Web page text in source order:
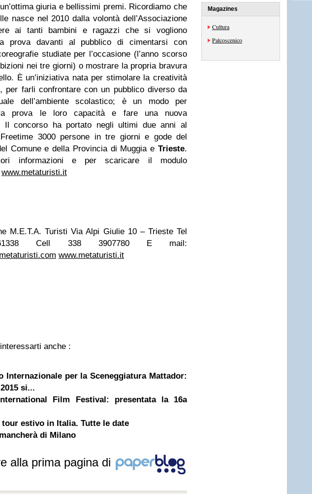
giuria e bellissimi premi. Ricordiamo che
nasce nel 2010 dalla volontà dell’Associazione
ai tanti bambini e ragazzi che si vogliono
prova davanti al pubblico di cimentarsi con
studiate per l’occasione (l’anno scorso
nei tre giorni) o mostrare la propria bravura
È un’iniziativa nata per stimolare la creatività
per farli confrontare con un pubblico diverso da
dell’ambiente scolastico; è un modo per
prova le loro capacità e fare una nuova
Il concorso ha portato negli ultimi due anni al
Freetime 3000 persone in tre giorni e gode del
Comune e della Provincia di Muggia e Trieste.
informazioni e per scaricare il modulo
www.metaturisti.it
M.E.T.A. Turisti Via Alpi Giulie 10 – Trieste Tel
Cell 338 3907780 E mail:
www.metaturisti.it
anche :
Internazionale per la Sceneggiatura Mattador:
si...
Film Festival: presentata la 16a
estivo in Italia. Tutte le date
di Milano
alla prima pagina di
Magazines
Cultura
Palcoscenico